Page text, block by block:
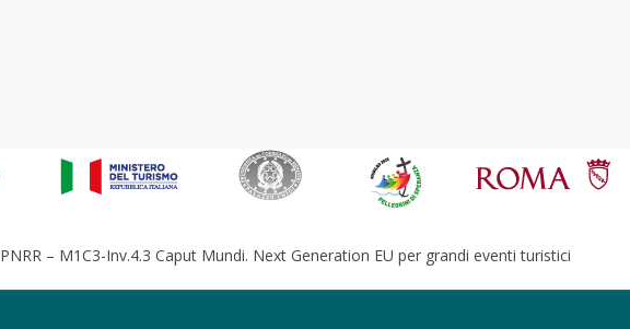
PNRR – M1C3-Inv.4.3 Caput Mundi. Next Generation EU per grandi eventi turistici